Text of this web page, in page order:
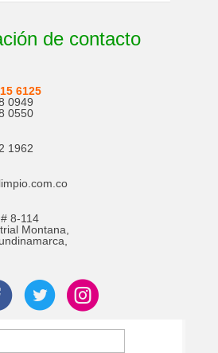
de contacto
6125
0949
0550
1962
8-114
Montana,